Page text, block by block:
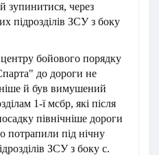
зупинитися, через
підрозділів ЗСУ з боку
бойового порядку
до дороги не
й був вимушений
1-ї мсбр, які після
північніше дороги
під нічну
ЗСУ з боку с.